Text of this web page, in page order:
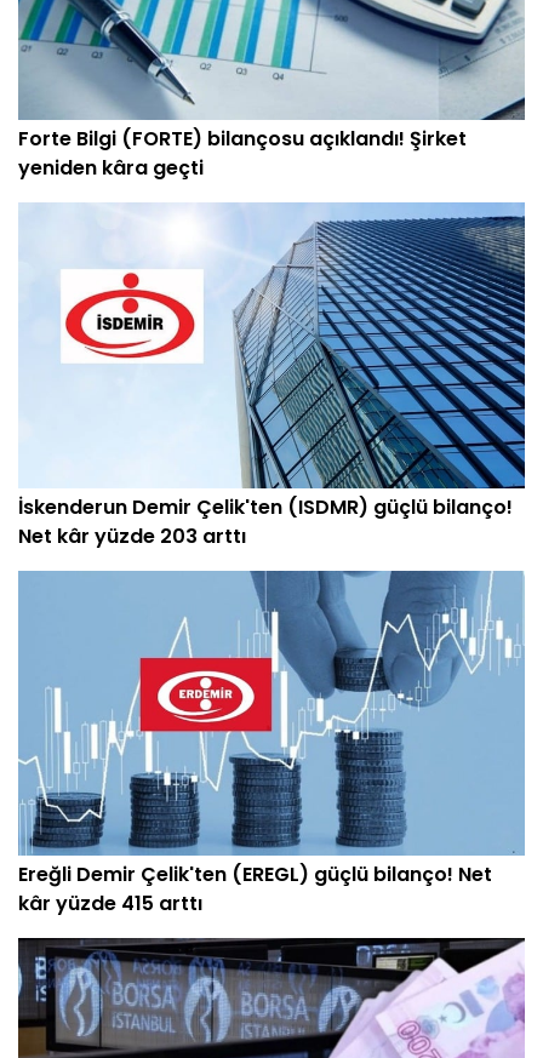
Forte Bilgi (FORTE) bilançosu açıklandı! Şirket
yeniden kâra geçti
İskenderun Demir Çelik'ten (ISDMR) güçlü bilanço!
Net kâr yüzde 203 arttı
Ereğli Demir Çelik'ten (EREGL) güçlü bilanço! Net
kâr yüzde 415 arttı